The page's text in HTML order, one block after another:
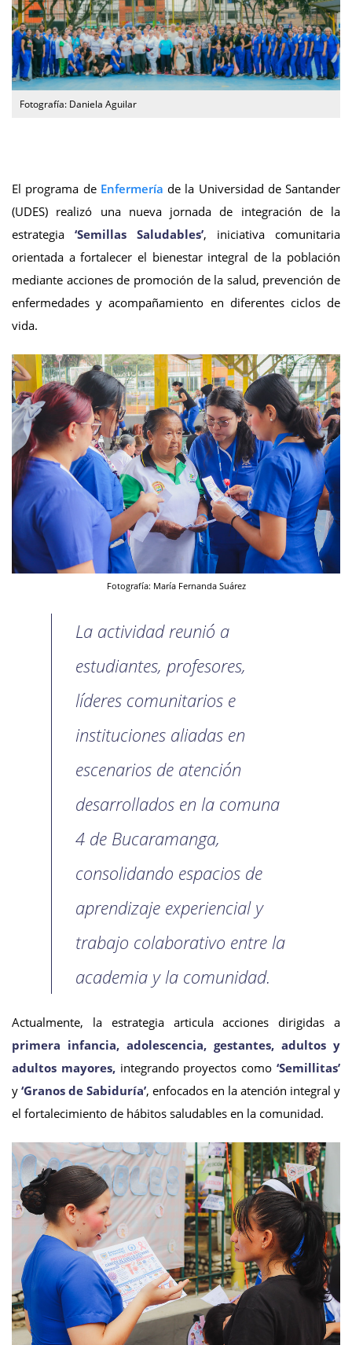
Fotografía: Daniela Aguilar
El programa de Enfermería de la Universidad de Santander
(UDES) realizó una nueva jornada de integración de la
estrategia ‘Semillas Saludables’, iniciativa comunitaria
orientada a fortalecer el bienestar integral de la población
mediante acciones de promoción de la salud, prevención de
enfermedades y acompañamiento en diferentes ciclos de
vida.
Fotografía: María Fernanda Suárez
La actividad reunió a
estudiantes, profesores,
líderes comunitarios e
instituciones aliadas en
escenarios de atención
desarrollados en la comuna
4 de Bucaramanga,
consolidando espacios de
aprendizaje experiencial y
trabajo colaborativo entre la
academia y la comunidad.
Actualmente, la estrategia articula acciones dirigidas a
primera infancia, adolescencia, gestantes, adultos y
adultos mayores,integrando proyectos como‘Semillitas’
y ‘Granos de Sabiduría’, enfocados en la atención integral y
el fortalecimiento de hábitos saludables en la comunidad.